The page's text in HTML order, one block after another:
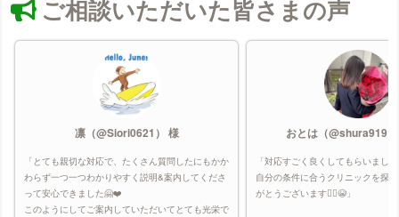
ご相談いただいた皆さまの声
凛（@Siori0621） 様
「とても親切な対応で、たくさん質問したにもかか
わらず一つ一つわかりやすく説明&案内してくださ
って安心できました🤗❤️
このようにしてご案内していただいてとても光栄で
おとは（
「対応すごく良くしてもらいまし
自分の条件に合うクリニックを探
がとうございます🙇‍♀️😭」